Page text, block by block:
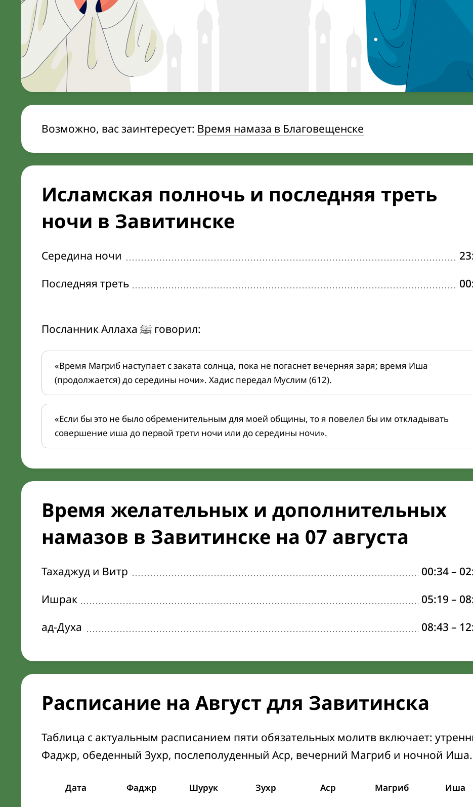
Возможно, вас заинтересует: Время намаза в Благовещенске
Исламская полночь и последняя треть
ночи в Завитинске
Середина ночи
Последняя треть
Посланник Аллаха ﷺ говорил:
«Время Магриб наступает с заката солнца, пока не погаснет вечерняя заря; время Иша
(продолжается) до середины ночи». Хадис передал Муслим (612).
«Если бы это не было обременительным для моей общины, то я повелел бы им откладывать
совершение иша до первой трети ночи или до середины ночи».
Время желательных и дополнительных
намазов в Завитинске на 07 августа
Тахаджуд и Витр 00:34–
Ишрак
05:19 –
ад-Духа
08:43 –
Расписание на Август для Завитинска
Таблица с актуальным расписанием пяти обязательных молитв включает:
Фаджр, обеденный Зухр, послеполуденный Аср, вечерний Магриб и ночной Иша.
Дата Фаджр Шурук Зухр Аср Магриб Иша